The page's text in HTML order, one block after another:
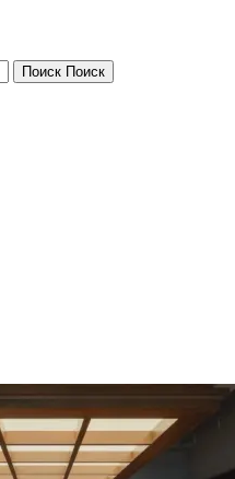
Поиск Поиск